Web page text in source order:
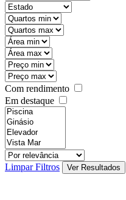
state
mintypo
maxtypo
minarea
maxarea
minprice
maxprice
Com rendimento
Em destaque
features
realestateOrder
Limpar Filtros
Ver Resultados